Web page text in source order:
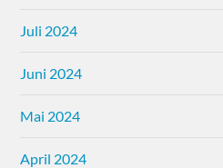
Juli 2024
Juni 2024
Mai 2024
April 2024